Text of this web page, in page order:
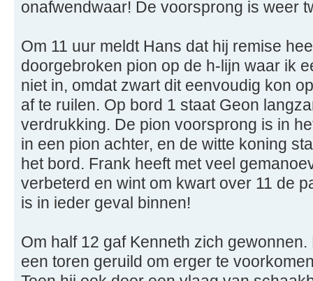
onafwendwaar! De voorsprong is weer
Om 11 uur meldt Hans dat hij remise
doorgebroken pion op de h-lijn waar ik
niet in, omdat zwart dit eenvoudig kon
af te ruilen. Op bord 1 staat Geon
verdrukking. De pion voorsprong is in
in een pion achter, en de witte koning
het bord. Frank heeft met veel
verbeterd en wint om kwart over 11 de
is in ieder geval binnen!
Om half 12 gaf Kenneth zich
een toren geruild om erger te